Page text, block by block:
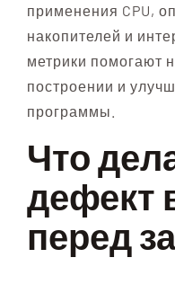
применения CPU,
накопителей и
метрики помогают
построении и
программы.
Что
дефект
перед